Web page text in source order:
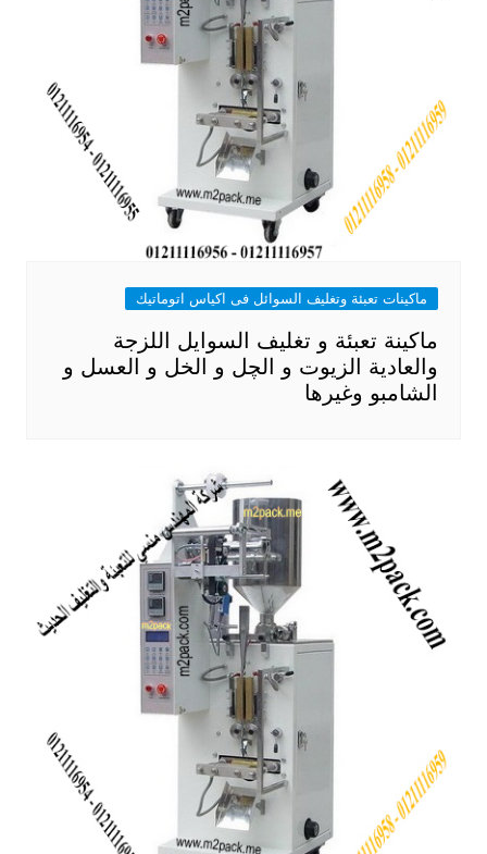
ماكينات تعبئة وتغليف السوائل فى اكياس اتوماتيك
ماكينة تعبئة و تغليف السوايل اللزجة
والعادية الزيوت و الچل و الخل و العسل و
الشامبو وغيرها